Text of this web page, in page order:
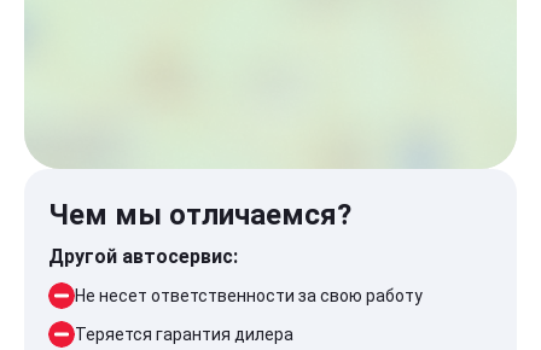
Чем мы отличаемся?
Другой автосервис:
Не несет ответственности за свою работу
Теряется гарантия дилера